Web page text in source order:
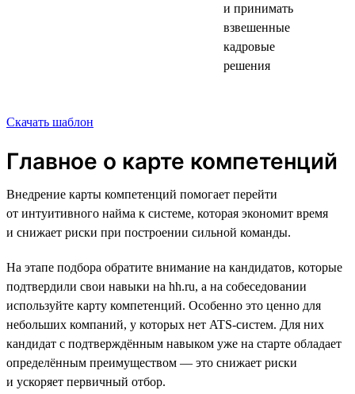
и принимать
взвешенные
кадровые
решения
Скачать шаблон
Главное о карте компетенций
Внедрение карты компетенций помогает перейти
от интуитивного найма к системе, которая экономит время
и снижает риски при построении сильной команды.
На этапе подбора обратите внимание на кандидатов, которые
подтвердили свои навыки на hh.ru, а на собеседовании
используйте карту компетенций. Особенно это ценно для
небольших компаний, у которых нет ATS-систем. Для них
кандидат с подтверждённым навыком уже на старте обладает
определённым преимуществом — это снижает риски
и ускоряет первичный отбор.